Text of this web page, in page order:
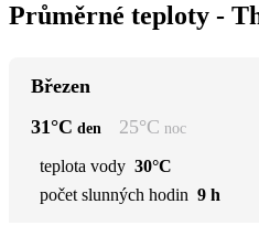
Průměrné teploty -
Březen
31°C den 25°C noc
teplota vody 30°C
počet slunných hodin 9 h